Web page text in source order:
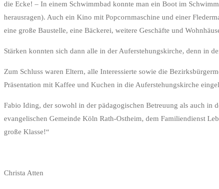
die Ecke! – In einem Schwimmbad konnte man ein Boot im
herausragen). Auch ein Kino mit Popcornmaschine und einer
eine große Baustelle, eine Bäckerei, weitere Geschäfte und
Stärken konnten sich dann alle in der Auferstehungskirche, denn in
Zum Schluss waren Eltern, alle Interessierte sowie die
Präsentation mit Kaffee und Kuchen in die Auferstehungskirche
Fabio Iding, der sowohl in der pädagogischen Betreuung als auch in
evangelischen Gemeinde Köln Rath-Ostheim, dem Familiendienst
große Klasse!“
Christa Atten